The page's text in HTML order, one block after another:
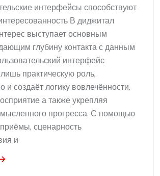
интерфейсы способствуют
В диджитал
выступает основным
глубину контакта с данным
интерфейс
практическую роль,
создаёт логику вовлечённости,
а также укрепляя
прогресса. С помощью
сценарность
и